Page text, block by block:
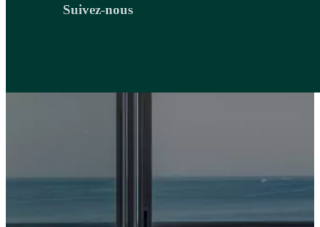
Suivez-nous